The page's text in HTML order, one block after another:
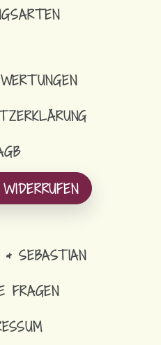
& SEBASTIAN
FRAGEN